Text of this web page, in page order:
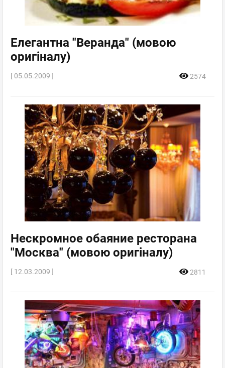
Елегантна "Веранда" (мовою
оригіналу)
[ 05.05.2009 ] 2574
Нескромное обаяние ресторана
"Москва" (мовою оригіналу)
[ 12.03.2009 ] 2811